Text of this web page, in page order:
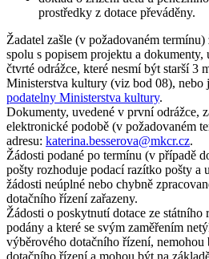
prostředky z dotace převáděny.
Žadatel zašle (v požadovaném
spolu s popisem projektu a dokumenty,
čtvrté odrážce, které nesmí být starší 3
Ministerstva kultury (viz bod 08), nebo
podatelny Ministerstva kultury.
Dokumenty, uvedené v první odrážce,
elektronické podobě (v požadovaném
adresu: katerina.besserova@mkcr.cz.
Žádosti podané po termínu (v případě
pošty rozhoduje podací razítko pošty a
žádosti neúplné nebo chybně
dotačního řízení zařazeny.
Žádosti o poskytnutí dotace ze
podány a které se svým zaměřením
výběrového dotačního řízení,